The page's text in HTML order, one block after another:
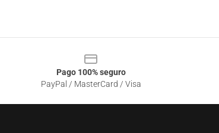
Pago 100% seguro
PayPal / MasterCard / Visa